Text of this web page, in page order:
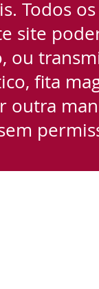
Todos
site
ou
fita
outra